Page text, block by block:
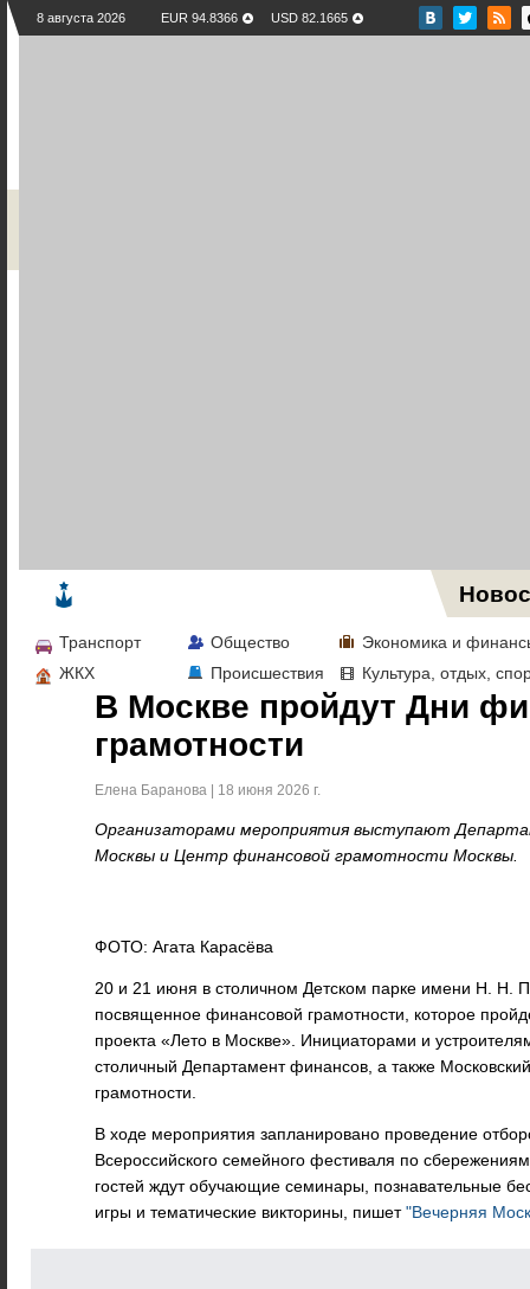
8 августа 2026 EUR 94.8366 USD 82.1665
Транспорт Общество
Экономика и
ЖКХ
Происшествия Культура, отдых,
В Москве пройдут Дни
грамотности
Елена Баранова | 18 июня 2026 г.
Организаторами мероприятия выступают
Москвы и Центр финансовой грамотности Москвы.
ФОТО: Агата Карасёва
20 и 21 июня в столичном Детском парке имени Н. Н.
посвященное финансовой грамотности, которое
проекта «Лето в Москве». Инициаторами и
столичный Департамент финансов, а также
грамотности.
В ходе мероприятия запланировано проведение
Всероссийского семейного фестиваля по
гостей ждут обучающие семинары, познавательные
игры и тематические викторины, пишет"Вечерняя